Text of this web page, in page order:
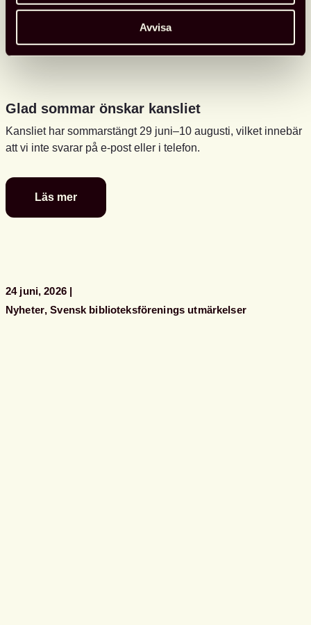
Avvisa
Glad sommar önskar kansliet
Kansliet har sommarstängt 29 juni–10 augusti, vilket innebär
att vi inte svarar på e-post eller i telefon.
Läs mer
Glad
sommar
24 juni, 2026
Nyheter Svensk biblioteksförenings utmärkelser